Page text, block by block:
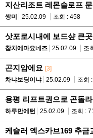
지산리조트 레몬슬로프
쌍미
25.02.09 조회 : 458
삿포로시내에 보드샾 큰
참치에마요네즈
25.02.09 조
곤지암에요 [3]
차냐보딩이냐
25.02.09 조회
용평 리프트권으로 곤돌
하루만에턴
25.02.09 조회 :
케슬러 엑스카브169 추금